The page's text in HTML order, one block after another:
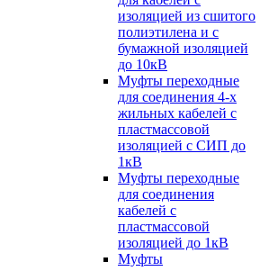
изоляцией из сшитого
полиэтилена и с
бумажной изоляцией
до 10кВ
Муфты переходные
для соединения 4-х
жильных кабелей с
пластмассовой
изоляцией с СИП до
1кВ
Муфты переходные
для соединения
кабелей с
пластмассовой
изоляцией до 1кВ
Муфты